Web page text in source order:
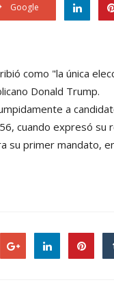
Google
como "la única
Donald Trump.
a
cuando expresó su
su primer mandato,